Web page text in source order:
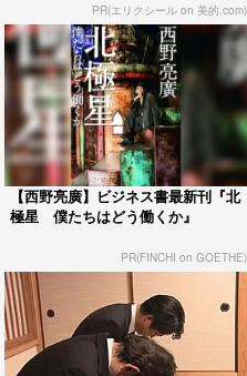
PR(エリクシール on 美的.com)
【西野亮廣】ビジネス書最新刊『北
極星 僕たちはどう働くか』
PR(FINCHI on GOETHE)